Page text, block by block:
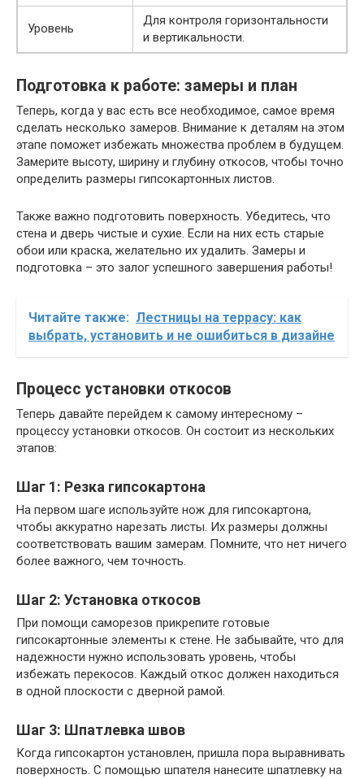
Уровень
Для контроля горизонтальности
и вертикальности.
Подготовка к работе: замеры и план
Теперь, когда у вас есть все необходимое, самое время
сделать несколько замеров. Внимание к деталям на этом
этапе поможет избежать множества проблем в будущем.
Замерите высоту, ширину и глубину откосов, чтобы точно
определить размеры гипсокартонных листов.
Также важно подготовить поверхность. Убедитесь, что
стена и дверь чистые и сухие. Если на них есть старые
обои или краска, желательно их удалить. Замеры и
подготовка – это залог успешного завершения работы!
Читайте также: Лестницы на террасу: как
выбрать, установить и не ошибиться в дизайне
Процесс установки откосов
Теперь давайте перейдем к самому интересному –
процессу установки откосов. Он состоит из нескольких
этапов:
Шаг 1: Резка гипсокартона
На первом шаге используйте нож для гипсокартона,
чтобы аккуратно нарезать листы. Их размеры должны
соответствовать вашим замерам. Помните, что нет ничего
более важного, чем точность.
Шаг 2: Установка откосов
При помощи саморезов прикрепите готовые
гипсокартонные элементы к стене. Не забывайте, что для
надежности нужно использовать уровень, чтобы
избежать перекосов. Каждый откос должен находиться
в одной плоскости с дверной рамой.
Шаг 3: Шпатлевка швов
Когда гипсокартон установлен, пришла пора выравнивать
поверхность. С помощью шпателя нанесите шпатлевку на